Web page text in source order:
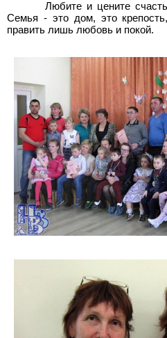
Любите и цените
Семья - это дом, это
править лишь любовь и покой.